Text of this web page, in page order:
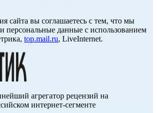
сайта вы соглашаетесь с тем, что мы
персональные данные с использованием
top.mail.ru, LiveInternet.
агрегатор рецензий на
интернет-сегменте